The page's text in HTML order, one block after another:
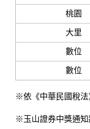
桃園
大里
數位
數位
※依《中華民國稅法
※玉山證券中獎通知